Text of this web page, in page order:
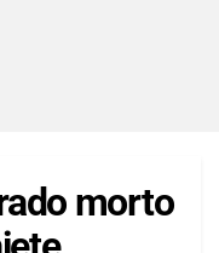
morto